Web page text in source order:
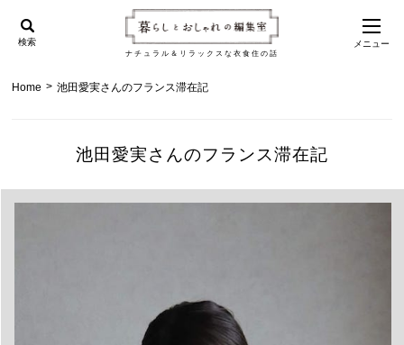
ナチュラル＆リラックスな衣食住の話
検索 メニュー
Home > 池田愛実さんのフランス滞在記
池田愛実さんのフランス滞在記